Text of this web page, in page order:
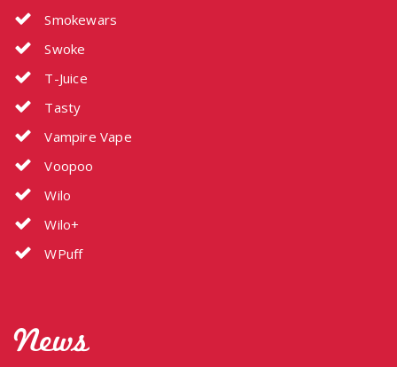
Smokewars
Swoke
T-Juice
Tasty
Vampire Vape
Voopoo
Wilo
Wilo+
WPuff
News